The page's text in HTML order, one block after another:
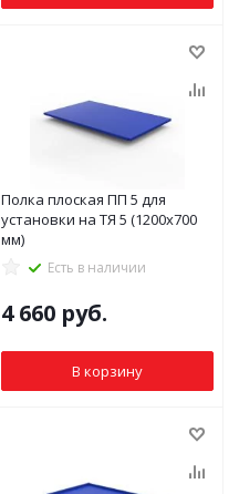
Полка плоская ПП 5 для
установки на ТЯ 5 (1200x700
мм)
Есть в наличии
4 660 руб.
В корзину